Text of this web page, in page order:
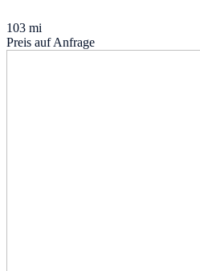
103 mi
Preis auf Anfrage